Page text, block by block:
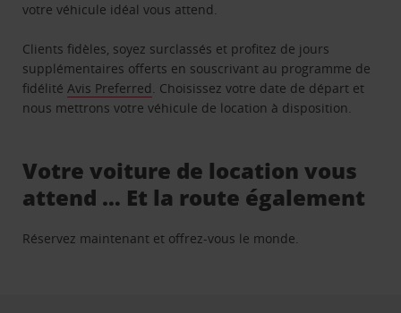
votre véhicule idéal vous attend.
Clients fidèles, soyez surclassés et profitez de jours
supplémentaires offerts en souscrivant au programme de
fidélitéAvis Preferred. Choisissez votre date de départ et
nous mettrons votre véhicule de location à disposition.
Votre voiture de location vous
attend … Et la route également
Réservez maintenant et offrez-vous le monde.